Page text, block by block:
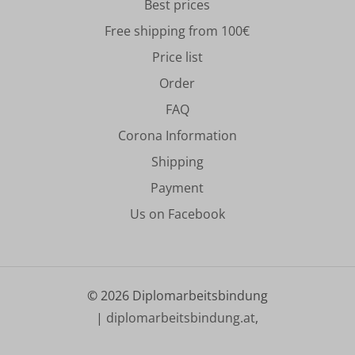
Best prices
Free shipping from 100€
Price list
Order
FAQ
Corona Information
Shipping
Payment
Us on Facebook
©2026Diplomarbeitsbindung
| diplomarbeitsbindung.at,